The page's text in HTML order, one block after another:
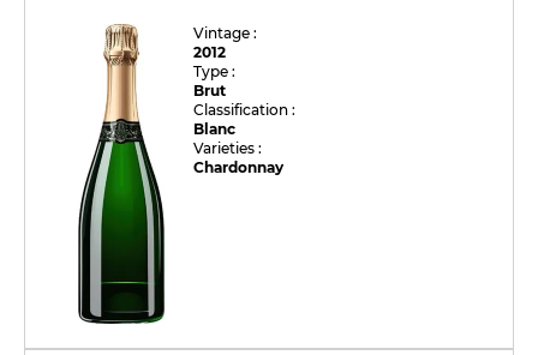
Vintage :
2012
Type :
Brut
Classification :
Blanc
Varieties :
Chardonnay